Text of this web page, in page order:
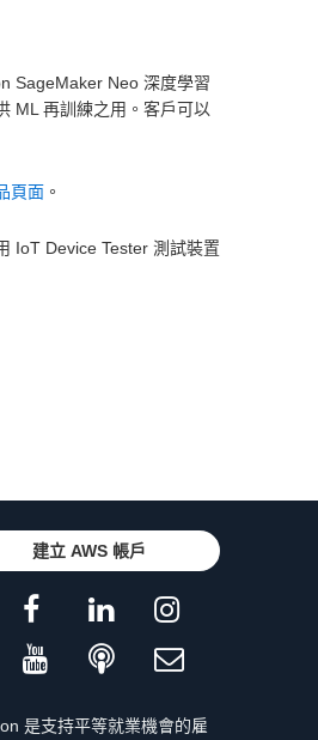
SageMaker Neo 深度學習
ML 再訓練之用。客戶可以
頁面 。
IoT Device Tester 測試裝置
建立 AWS 帳戶
是支持平等就業機會的雇